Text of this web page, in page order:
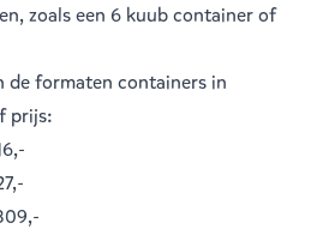
zoals een 6 kuub containerof
de formaten containers in
prijs: